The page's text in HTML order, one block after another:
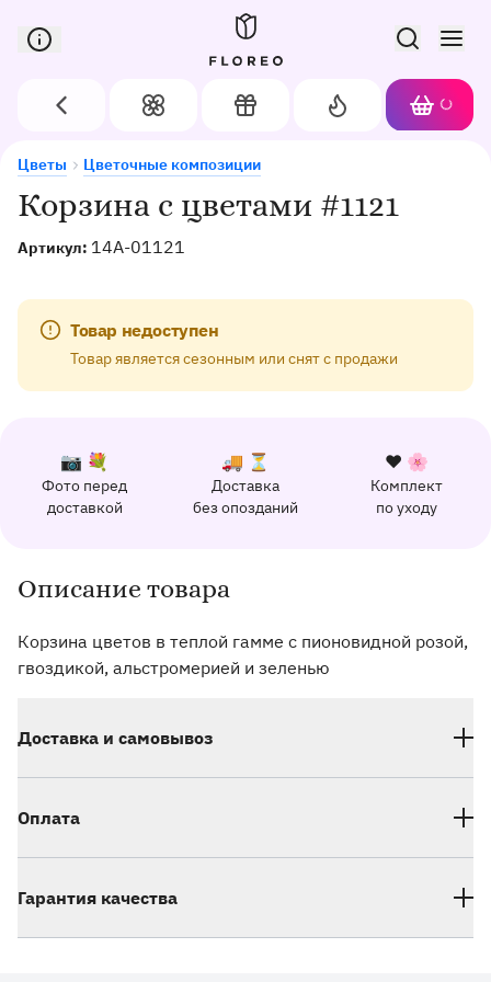
Сервис доставки цветов в Орле
Назад Цветы Подарки
Акции
Корзина
Корзина с цветами #1121
Артикул: 14A-01121
Товар недоступен
Товар является сезонным или снят с продажи
Цветы Цветочные композиции
Корзина с цветами #1121
Почему выбирают Флорео
К каждому заказу прилагается:
Фото перед
доставкой
📷 💐
Доставка
без опозданий
🚚 ⏳
Комплект
по уходу
❤️ 🌸
Качественный сервис
162 отзыва с оценкой 5.0 ⭐
Информация о товаре и оказываемых услугах
Описание товара
Корзина цветов в теплой гамме с пионовидной розой,
гвоздикой, альстромерией и зеленью
Доставка и самовывоз
Оплата
Гарантия качества